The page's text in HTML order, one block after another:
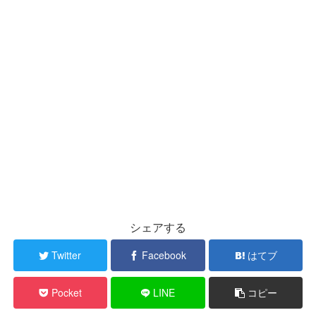
シェアする
Twitter Facebook はてブ
Pocket LINE コピー